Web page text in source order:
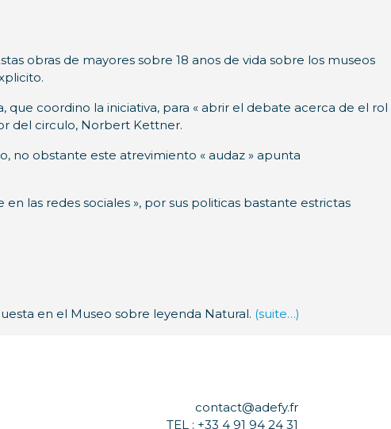
obras de mayores sobre 18 anos de vida sobre los museos
coordino la iniciativa, para « abrir el debate acerca de el rol
del circulo, Norbert Kettner.
no obstante este atrevimiento « audaz » apunta
las redes sociales », por sus politicas bastante estrictas
en el Museo sobre leyenda Natural. (suite…)
contact@adefy.fr
TEL : +33 4 91 94 24 31